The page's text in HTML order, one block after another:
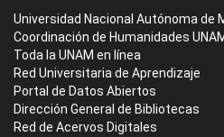
Universidad Nacional Autónoma de
Coordinación de Humanidades
Toda la UNAM en línea
Red Universitaria de Aprendizaje
Portal de Datos Abiertos
Dirección General de Bibliotecas
Red de Acervos Digitales